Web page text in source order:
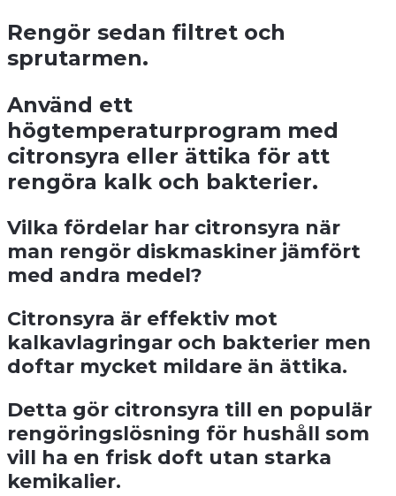
Rengör sedan filtret och
sprutarmen.
Använd ett
högtemperaturprogram med
citronsyra eller ättika för att
rengöra kalk och bakterier.
Vilka fördelar har citronsyra när
man rengör diskmaskiner jämfört
med andra medel?
Citronsyra är effektiv mot
kalkavlagringar och bakterier men
doftar mycket mildare än ättika.
Detta gör citronsyra till en populär
rengöringslösning för hushåll som
vill ha en frisk doft utan starka
kemikalier.